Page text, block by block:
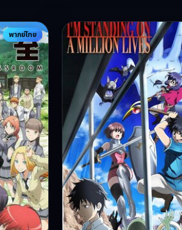
พากย์ไทย